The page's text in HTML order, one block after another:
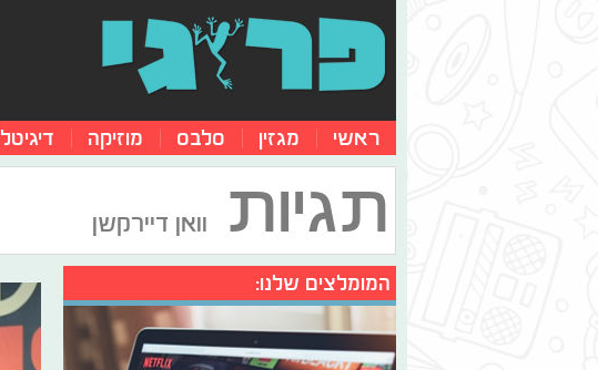
ראשי מגזין סלבס מוזיקה דיגיטל
תגיות וואן דיירקשן
המומלצים שלנו: